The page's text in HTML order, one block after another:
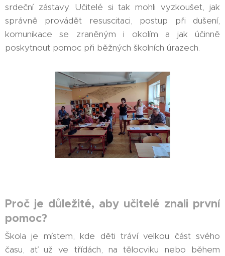
srdeční zástavy. Učitelé si tak mohli vyzkoušet, jak
správně provádět resuscitaci, postup při dušení,
komunikace se zraněným i okolím a jak účinně
poskytnout pomoc při běžných školních úrazech.
Proč je důležité, aby učitelé znali první
pomoc?
Škola je místem, kde děti tráví velkou část svého
času, ať už ve třídách, na tělocviku nebo během